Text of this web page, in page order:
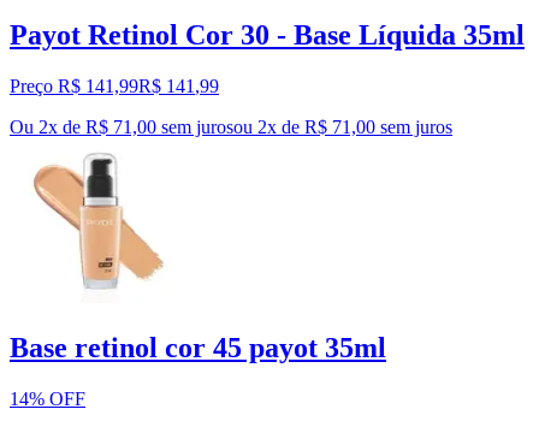
Payot Retinol Cor 30 - Base Líquida 35ml
Preço R$ 141,99R$ 141 ,99
Ou 2x de R$ 71,00 sem jurosou 2x de R$ 71,00 sem juros
Base retinol cor 45 payot 35ml
14% OFF